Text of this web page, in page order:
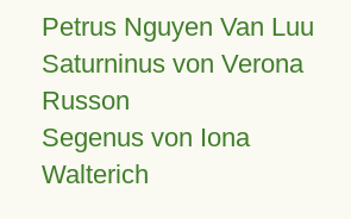
Petrus Nguyen Van Luu
Saturninus von Verona
Russon
Segenus von Iona
Walterich